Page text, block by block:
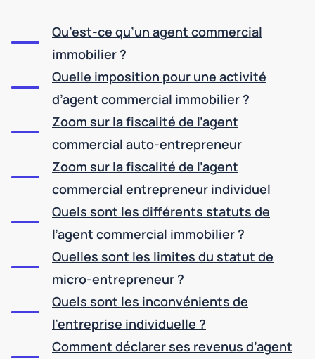
Qu’est-ce qu’un agent commercial
immobilier ?
Quelle imposition pour une activité
d’agent commercial immobilier ?
Zoom sur la fiscalité de l’agent
commercial auto-entrepreneur
Zoom sur la fiscalité de l’agent
commercial entrepreneur individuel
Quels sont les différents statuts de
l’agent commercial immobilier ?
Quelles sont les limites du statut de
micro-entrepreneur ?
Quels sont les inconvénients de
l’entreprise individuelle ?
Comment déclarer ses revenus d’agent